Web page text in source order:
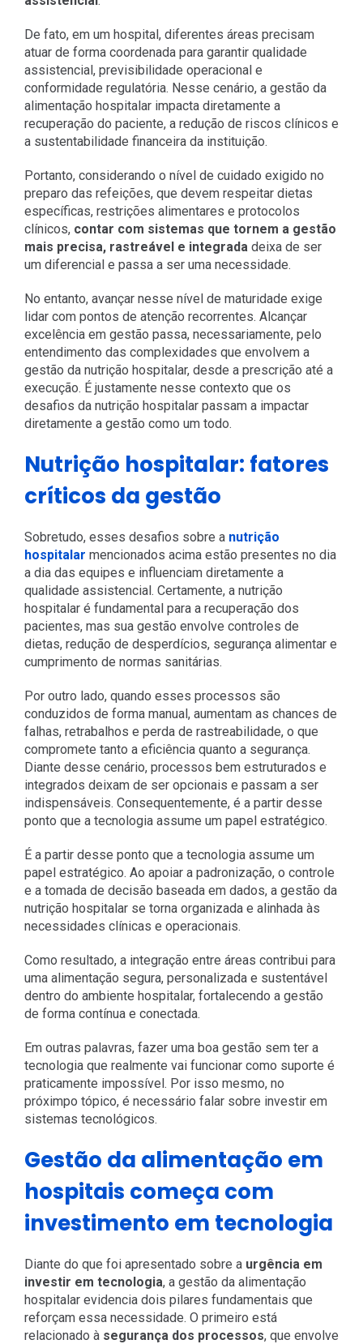
De fato, em um hospital, diferentes áreas precisam
atuar de forma coordenada para garantir qualidade
assistencial, previsibilidade operacional e
conformidade regulatória. Nesse cenário, a gestão da
alimentação hospitalar impacta diretamente a
recuperação do paciente, a redução de riscos clínicos e
a sustentabilidade financeira da instituição.
Portanto, considerando o nível de cuidado exigido no
preparo das refeições, que devem respeitar dietas
específicas, restrições alimentares e protocolos
clínicos, contar com sistemas que tornem a gestão
mais precisa, rastreável e integrada deixa de ser
um diferencial e passa a ser uma necessidade.
No entanto, avançar nesse nível de maturidade exige
lidar com pontos de atenção recorrentes. Alcançar
excelência em gestão passa, necessariamente, pelo
entendimento das complexidades que envolvem a
gestão da nutrição hospitalar, desde a prescrição até a
execução. É justamente nesse contexto que os
desafios da nutrição hospitalar passam a impactar
diretamente a gestão como um todo.
Nutrição hospitalar: fatores
críticos da gestão
Sobretudo, esses desafios sobre a nutrição
hospitalar mencionados acima estão presentes no dia
a dia das equipes e influenciam diretamente a
qualidade assistencial. Certamente, a nutrição
hospitalar é fundamental para a recuperação dos
pacientes, mas sua gestão envolve controles de
dietas, redução de desperdícios, segurança alimentar e
cumprimento de normas sanitárias.
Por outro lado, quando esses processos são
conduzidos de forma manual, aumentam as chances de
falhas, retrabalhos e perda de rastreabilidade, o que
compromete tanto a eficiência quanto a segurança.
Diante desse cenário, processos bem estruturados e
integrados deixam de ser opcionais e passam a ser
indispensáveis. Consequentemente, é a partir desse
ponto que a tecnologia assume um papel estratégico.
É a partir desse ponto que a tecnologia assume um
papel estratégico. Ao apoiar a padronização, o controle
e a tomada de decisão baseada em dados, a gestão da
nutrição hospitalar se torna organizada e alinhada às
necessidades clínicas e operacionais.
Como resultado, a integração entre áreas contribui para
uma alimentação segura, personalizada e sustentável
dentro do ambiente hospitalar, fortalecendo a gestão
de forma contínua e conectada.
Em outras palavras, fazer uma boa gestão sem ter a
tecnologia que realmente vai funcionar como suporte é
praticamente impossível. Por isso mesmo, no
próximpo tópico, é necessário falar sobre investir em
sistemas tecnológicos.
Gestão da alimentação em
hospitais começa com
investimento em tecnologia
Diante do que foi apresentado sobre a urgência em
investir em tecnologia, a gestão da alimentação
hospitalar evidencia dois pilares fundamentais que
reforçam essa necessidade. O primeiro está
relacionado à segurança dos processos, que envolve